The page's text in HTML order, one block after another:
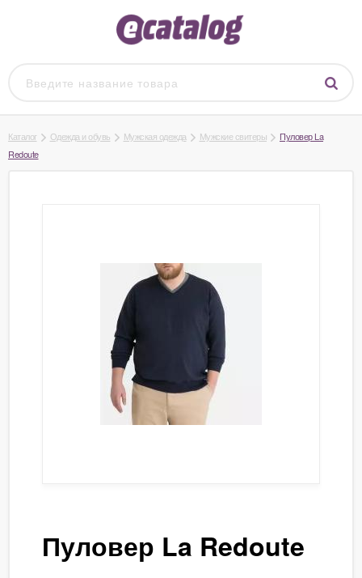
Каталог Одежда и обувь Мужская одежда Мужские свитеры
Пуловер La
Redoute
Пуловер La Redoute